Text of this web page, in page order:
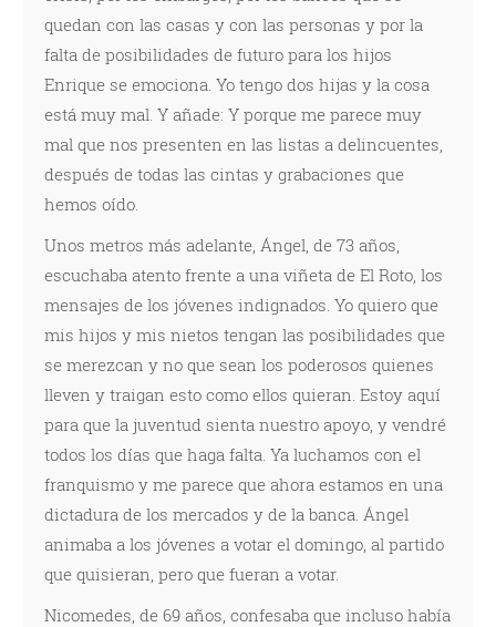
quedan con las casas y con las personas y por la
falta de posibilidades de futuro para los hijos
Enrique se emociona. Yo tengo dos hijas y la cosa
está muy mal. Y añade: Y porque me parece muy
mal que nos presenten en las listas a delincuentes,
después de todas las cintas y grabaciones que
hemos oído.
Unos metros más adelante, Ángel, de 73 años,
escuchaba atento frente a una viñeta de El Roto, los
mensajes de los jóvenes indignados. Yo quiero que
mis hijos y mis nietos tengan las posibilidades que
se merezcan y no que sean los poderosos quienes
lleven y traigan esto como ellos quieran. Estoy aquí
para que la juventud sienta nuestro apoyo, y vendré
todos los días que haga falta. Ya luchamos con el
franquismo y me parece que ahora estamos en una
dictadura de los mercados y de la banca. Ángel
animaba a los jóvenes a votar el domingo, al partido
que quisieran, pero que fueran a votar.
Nicomedes, de 69 años, confesaba que incluso había